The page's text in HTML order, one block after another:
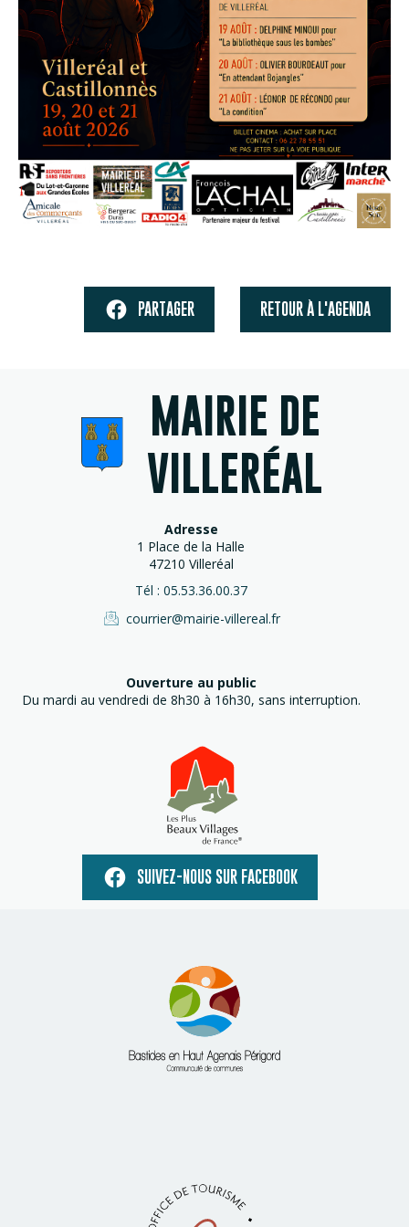
PARTAGER RETOUR À L'AGENDA
MAIRIE DE
VILLERÉAL
Adresse
1 Place de la Halle
47210 Villeréal
Tél : 05.53.36.00.37
courrier@mairie-villereal.fr
Ouverture au public
Du mardi au vendredi de 8h30 à 16h30, sans interruption.
SUIVEZ-NOUS SUR FACEBOOK